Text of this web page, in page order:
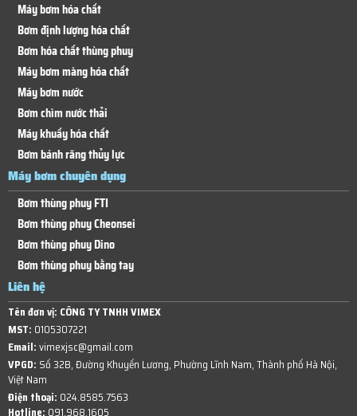
Máy bơm hóa chất
Bơm định lượng hóa chất
Bơm hóa chất thùng phuy
Máy bơm màng hóa chất
Máy bơm nước
Bơm chìm nước thải
Máy khuấy hóa chất
Bơm bánh răng thủy lực
Máy bơm chuyên dụng
Bơm thùng phuy FTI
Bơm thùng phuy Cheonsei
Bơm thùng phuy Dino
Bơm thùng phuy bằng tay
Liên hệ
Tên đơn vị: CÔNG TY TNHH VIMEX
MST: 0105307221
Email:vimexjsc@gmail.com
VPGD: Số 32B, Đường Khuyến Lương, Phường Lĩnh Nam, Thành phố Hà Nội,
Việt Nam
Điện thoại: 024.8585.7563
Hotline: 091.968.1605